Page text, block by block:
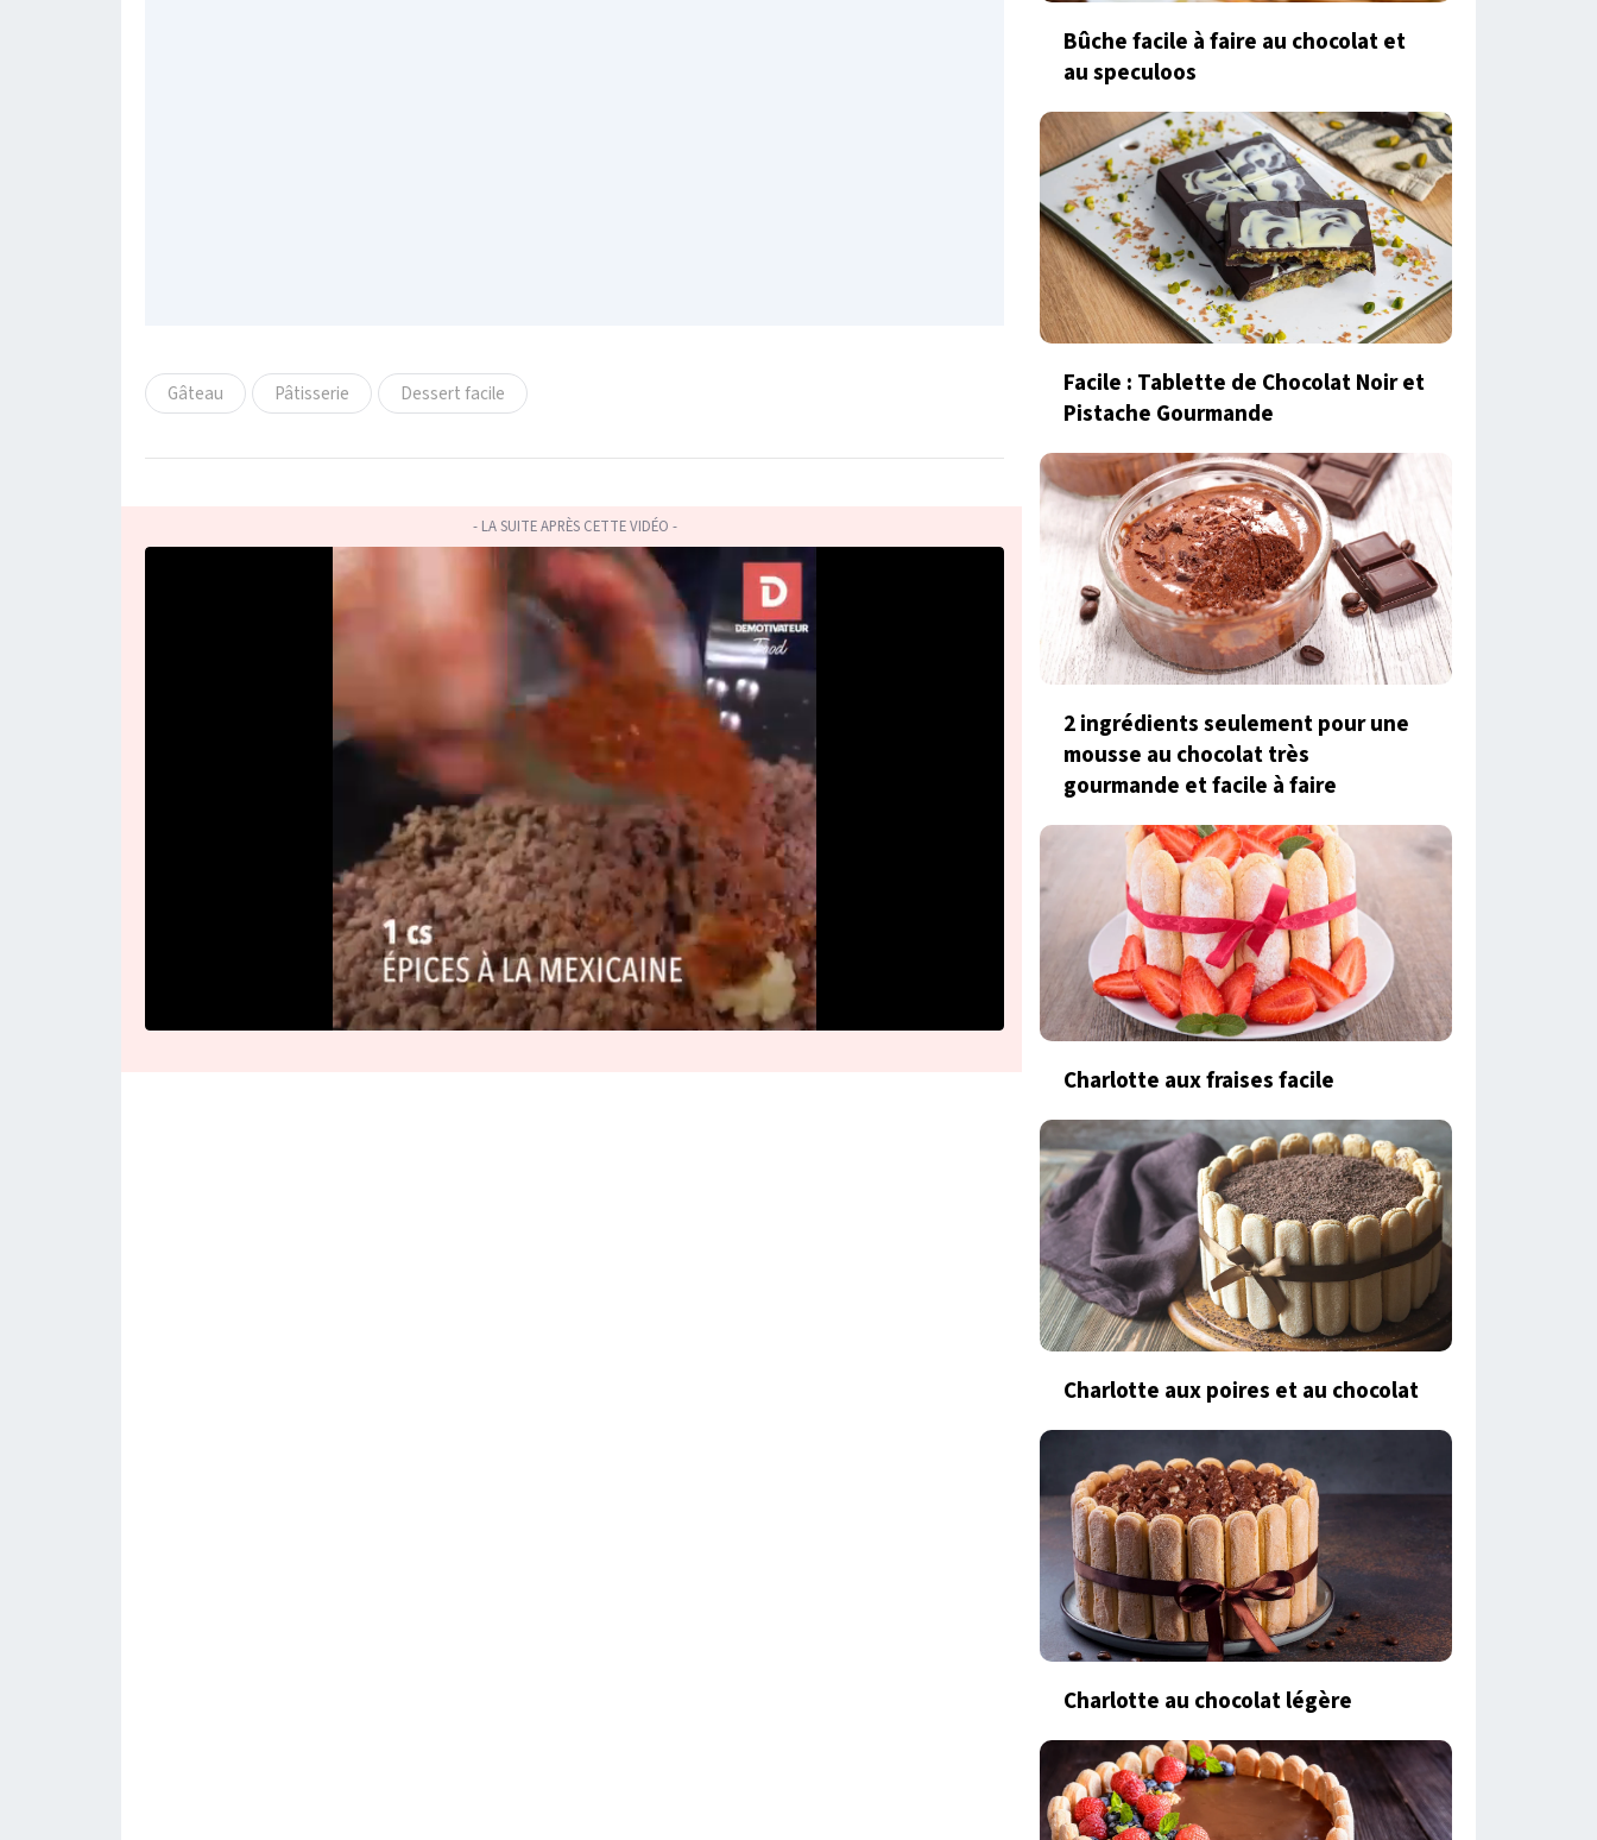
Gâteau Pâtisserie Dessert facile
- LA SUITE APRÈS CETTE VIDÉO -
Bûche facile à faire au chocolat et
au speculoos
Facile : Tablette de Chocolat Noir et
Pistache Gourmande
2 ingrédients seulement pour une
mousse au chocolat très
gourmande et facile à faire
Charlotte aux fraises facile
Charlotte aux poires et au chocolat
Charlotte au chocolat légère